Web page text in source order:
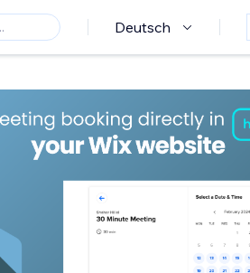
Deutsch